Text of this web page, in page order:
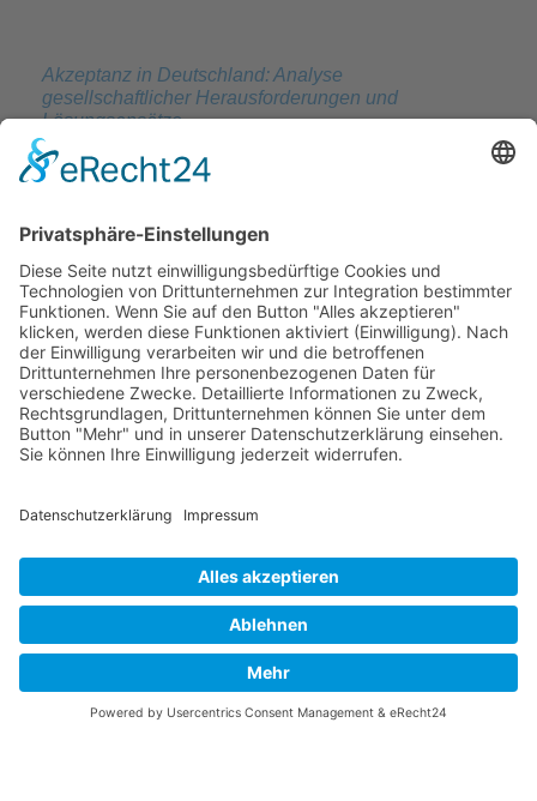
Akzeptanz in Deutschland: Analyse
gesellschaftlicher Herausforderungen und
Lösungsansätze
Mediationsblog
Ethische Dilemmata in der Mediationspraxis:
Definition, Kernbereiche und professioneller Umgang
Mediationsblog
Konfliktlösung Jahreswechsel: Wie Mediation beim
Neuanfang hilft
Mediationsblog
© 2026 Frank Hartung Ihr Mediator bei Konflikten in Familie,
Erbschaft, Beruf, Wirtschaft und Schule
🏠 06844 Dessau-Roßlau Albrechtstraße 116 ☎0340 530